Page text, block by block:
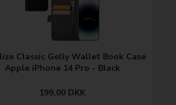
Classic Gelly Wallet Book Case
Apple iPhone 14 Pro - Black
199,00 DKK